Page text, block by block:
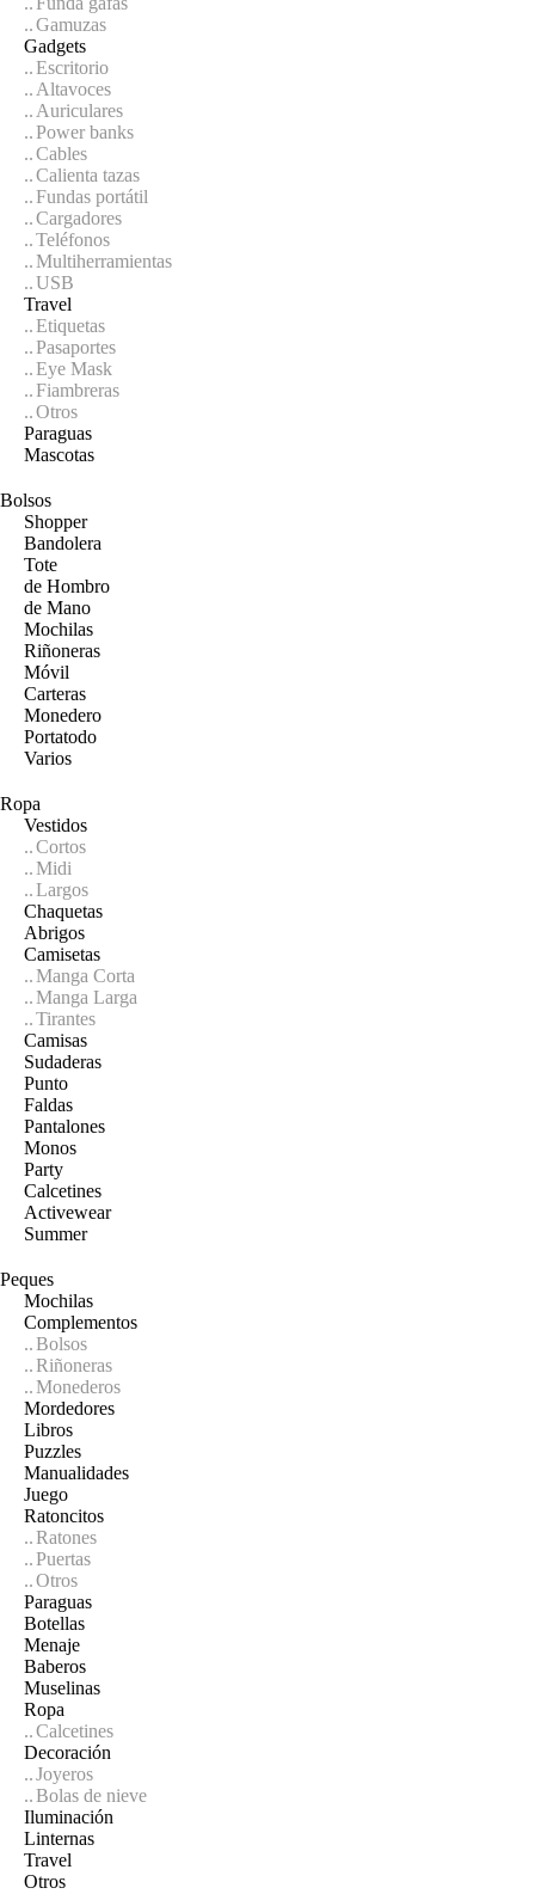
Gamuzas
Gadgets
Escritorio
Altavoces
Auriculares
Power banks
Cables
Calienta tazas
Fundas portátil
Cargadores
Teléfonos
Multiherramientas
USB
Travel
Etiquetas
Pasaportes
Eye Mask
Fiambreras
Otros
Paraguas
Mascotas
Bolsos
Shopper
Bandolera
Tote
de Hombro
de Mano
Mochilas
Riñoneras
Móvil
Carteras
Monedero
Portatodo
Varios
Ropa
Vestidos
Cortos
Midi
Largos
Chaquetas
Abrigos
Camisetas
Manga Corta
Manga Larga
Tirantes
Camisas
Sudaderas
Punto
Faldas
Pantalones
Monos
Party
Calcetines
Activewear
Summer
Peques
Mochilas
Complementos
Bolsos
Riñoneras
Monederos
Mordedores
Libros
Puzzles
Manualidades
Juego
Ratoncitos
Ratones
Puertas
Otros
Paraguas
Botellas
Menaje
Baberos
Muselinas
Ropa
Calcetines
Decoración
Joyeros
Bolas de nieve
Iluminación
Linternas
Travel
Otros